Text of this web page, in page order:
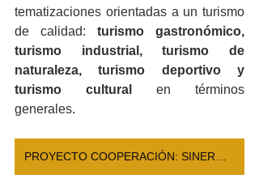
tematizaciones orientadas a un turismo
de calidad: turismo gastronómico,
turismo industrial, turismo de
naturaleza, turismo deportivo y
turismo cultural en términos
generales.